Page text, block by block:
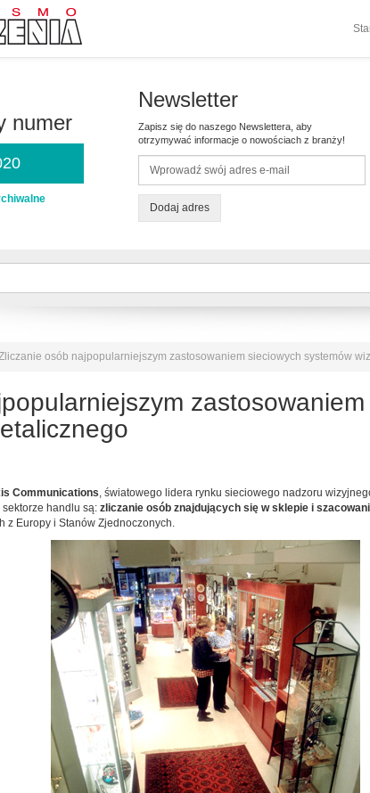
numer
Newsletter
Zapisz się do naszego Newslettera, aby
otrzymywać informacje o nowościach z branży!
Dodaj adres
osób najpopularniejszym zastosowaniem sieciowych systemów
Communications, światowego lidera rynku sieciowego nadzoru
handlu są: zliczanie osób znajdujących się w sklepie i
z Europy i Stanów Zjednoczonych.